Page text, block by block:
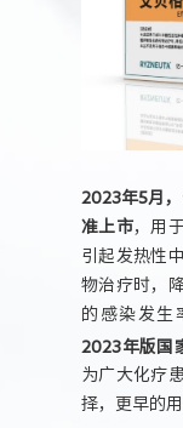
2023年5月
准上市，用
引起发热性
物治疗时，
的感染发生
2023年版国
为广大化疗
择，更早的